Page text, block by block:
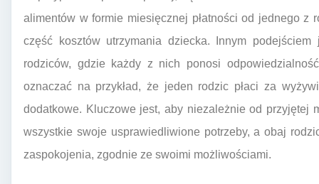
alimentów w formie miesięcznej płatności od jednego z
część kosztów utrzymania dziecka. Innym podejściem
rodziców, gdzie każdy z nich ponosi
oznaczać na przykład, że jeden rodzic płaci za
dodatkowe. Kluczowe jest, aby niezależnie od przyjętej
wszystkie swoje usprawiedliwione potrzeby, a obaj
zaspokojenia, zgodnie ze swoimi możliwościami.